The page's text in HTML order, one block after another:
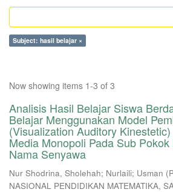
Subject: hasil belajar ×
Now showing items 1-3 of 3
Analisis Hasil Belajar Siswa
Belajar Menggunakan Model
(Visualization Auditory
Media Monopoli Pada Sub
Nama Senyawa
Nur Shodrina, Sholehah; Nurlaili; Usman (
NASIONAL PENDIDIKAN MATEMATIKA,